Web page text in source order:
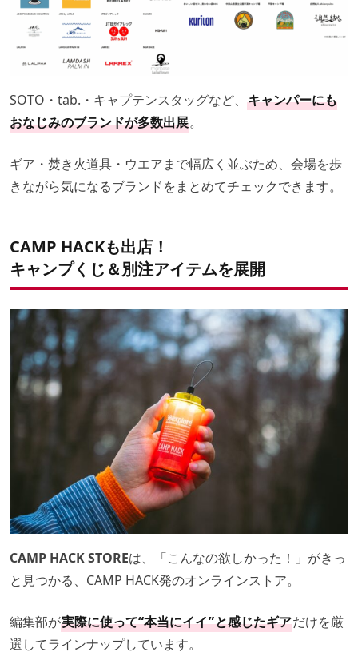
SOTO・tab.・キャプテンスタッグなど、 キャンパーにも
おなじみのブランドが多数出展。
ギア・焚き火道具・ウエアまで幅広く並ぶため、会場を歩
きながら気になるブランドをまとめてチェックできます。
CAMP HACKも出店！
キャンプくじ＆別注アイテムを展開
CAMP HACK STOREは、「こんなの欲しかった！」がきっ
と見つかる、CAMP HACK発のオンラインストア。
編集部が実際に使って“本当にイイ”と感じたギアだけを厳
選してラインナップしています。